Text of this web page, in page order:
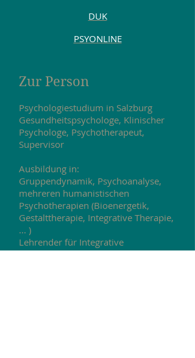
DUK
PSYONLINE
Zur Person
Psychologiestudium in Salzburg
Gesundheitspsychologe, Klinischer
Psychologe, Psychotherapeut,
Supervisor
Ausbildung in:
Gruppendynamik, Psychoanalyse,
mehreren humanistischen
Psychotherapien (Bioenergetik,
Gestalttherapie, Integrative Therapie,
... )
Lehrender für Integrative
Psychotherapie und Supervision